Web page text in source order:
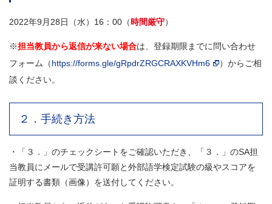
2022年9月28日（水）16：00（時間厳守）
※担当教員から返信が来ない場合は、登録期限までに問い合わせ
フォーム（https://forms.gle/gRpdrZRGCRAXKVHm6
）からご相
談ください。
２．手続き方法
・「３．」のチェックシートをご確認いただき、「３．」のSA担
当教員にメールで受講許可願と外部語学検定試験の級やスコアを
証明する書類（画像）を送付してください。